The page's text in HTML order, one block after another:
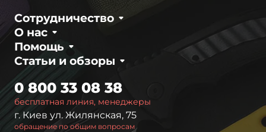
учётом практических потребностей
пользователей, поэтому сочетает
оптимальный набор инструментов для
конкретных задач.
Многофункциональность.
купить можно с широким набором
инструментов в одном компактном корпусе.
Они включают:
О нас
Сотрудничество
Статьи и обзоры
Помощь
бесплатная линия, менеджеры
0 800 33 08 38
г. Киев ул. Жилянская, 75
обращение по общим вопросам